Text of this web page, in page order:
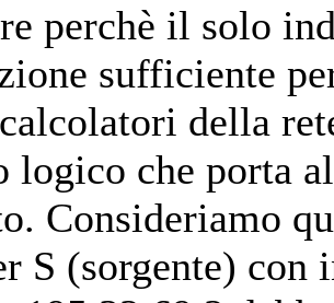
perchè il solo
sufficiente
della
logico che porta
Consideriamo
S (sorgente) con